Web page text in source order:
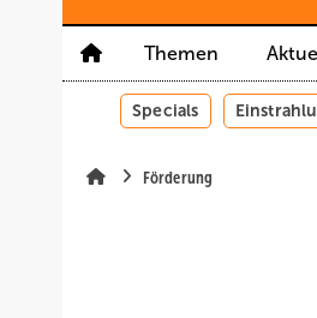
Themen
Specials
Förderung